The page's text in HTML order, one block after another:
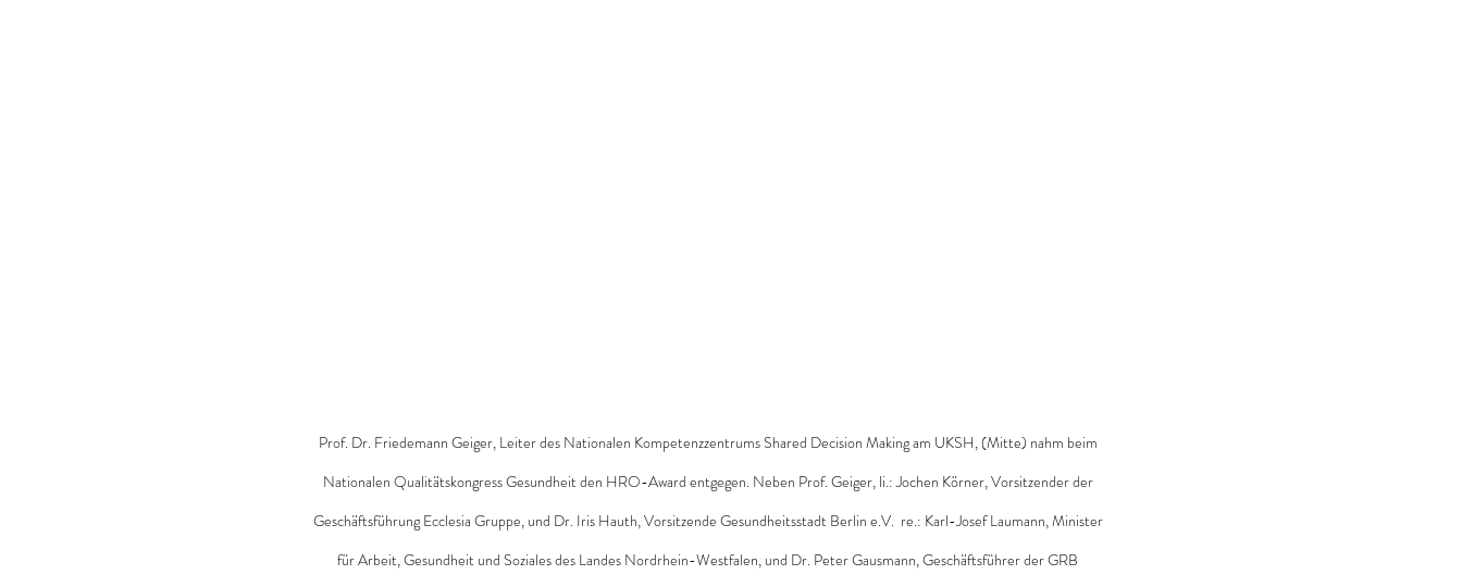
Prof. Dr. Friedemann Geiger, Leiter des Nationalen Kompetenzzentrums Shared Decision Making am UKSH, (Mitte) nahm beim
Nationalen Qualitätskongress Gesundheit den HRO-Award entgegen. Neben Prof. Geiger, li.: Jochen Körner, Vorsitzender der
Geschäftsführung Ecclesia Gruppe, und Dr. Iris Hauth, Vorsitzende Gesundheitsstadt Berlin e.V.  re.: Karl-Josef Laumann, Minister
für Arbeit, Gesundheit und Soziales des Landes Nordrhein-Westfalen, und Dr. Peter Gausmann, Geschäftsführer der GRB